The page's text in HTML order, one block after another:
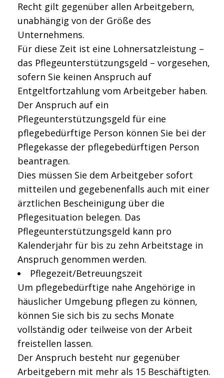
Recht gilt gegenüber allen Arbeitgebern,
unabhängig von der Größe des
Unternehmens.
Für diese Zeit ist eine Lohnersatzleistung –
das Pflegeunterstützungsgeld – vorgesehen,
sofern Sie keinen Anspruch auf
Entgeltfortzahlung vom Arbeitgeber haben.
Der Anspruch auf ein
Pflegeunterstützungsgeld für eine
pflegebedürftige Person können Sie bei der
Pflegekasse der pflegebedürftigen Person
beantragen.
Dies müssen Sie dem Arbeitgeber sofort
mitteilen und gegebenenfalls auch mit einer
ärztlichen Bescheinigung über die
Pflegesituation belegen. Das
Pflegeunterstützungsgeld kann pro
Kalenderjahr für bis zu zehn Arbeitstage in
Anspruch genommen werden.
Pflegezeit/Betreuungszeit
Um pflegebedürftige nahe Angehörige in
häuslicher Umgebung pflegen zu können,
können Sie sich bis zu sechs Monate
vollständig oder teilweise von der Arbeit
freistellen lassen.
Der Anspruch besteht nur gegenüber
Arbeitgebern mit mehr als 15 Beschäftigten.